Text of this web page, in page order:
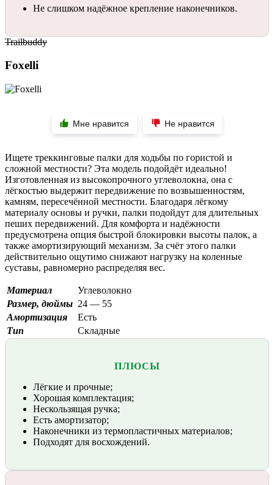
Не слишком надёжное крепление наконечников.
Trailbuddy
Foxelli
Мне нравится Не нравится
Ищете треккинговые палки для ходьбы по гористой и
сложной местности? Эта модель подойдёт идеально!
Изготовленная из высокопрочного углеволокна, она с
лёгкостью выдержит передвижение по возвышенностям,
камням, пересечённой местности. Благодаря лёгкому
материалу основы и ручки, палки подойдут для длительных
пеших передвижений. Для комфорта и надёжности
предусмотрена опция быстрой блокировки высоты палок, а
также амортизирующий механизм. За счёт этого палки
действительно ощутимо снижают нагрузку на коленные
суставы, равномерно распределяя вес.
Материал
Углеволокно
Размер, дюймы 24 — 55
Амортизация
Есть
Тип
Складные
ПЛЮСЫ
Лёгкие и прочные;
Хорошая комплектация;
Нескользящая ручка;
Есть амортизатор;
Наконечники из термопластичных материалов;
Подходят для восхождений.